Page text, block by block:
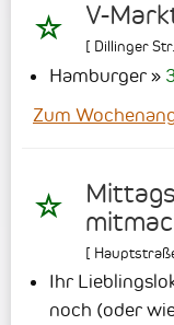
V-
[ Dillinger
Hamburger
Zum
[
Ihr
noch (oder